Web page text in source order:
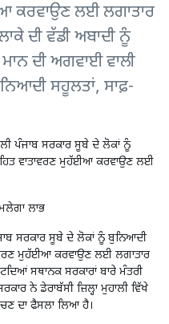
ਕਰਵਾਉਣ ਲਈ ਲਗਾਤਾਰ
ਦੀ ਵੱਡੀ ਅਬਾਦੀ ਨੂੰ
ਦੀ ਅਗਵਾਈ ਵਾਲੀ
ਸਹੂਲਤਾਂ, ਸਾਫ਼-
ਪੰਜਾਬ ਸਰਕਾਰ ਸੂਬੇ ਦੇ ਲੋਕਾਂ ਨੂੰ
ਵਾਤਾਵਰਣ ਮੁਹੱਈਆ ਕਰਵਾਉਣ ਲਈ
ਲਾਭ
ਸਰਕਾਰ ਸੂਬੇ ਦੇ ਲੋਕਾਂ ਨੂੰ ਬੁਨਿਆਦੀ
ਮੁਹੱਈਆ ਕਰਵਾਉਣ ਲਈ ਲਗਾਤਾਰ
ਸਥਾਨਕ ਸਰਕਾਰਾਂ ਬਾਰੇ ਮੰਤਰੀ
ਨੇ ਡੇਰਾਬੱਸੀ ਜ਼ਿਲ੍ਹਾ ਮੁਹਾਲੀ ਵਿੱਖੇ
ਦਾ ਫੈਸਲਾ ਲਿਆ ਹੈ।